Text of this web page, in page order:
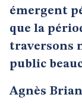
émergent
que la
traversons
public
Agnès